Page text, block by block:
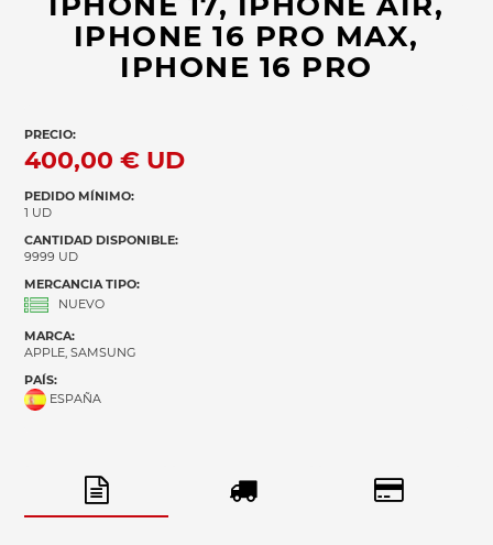
IPHONE 16 PRO MAX,
IPHONE 16 PRO
PRECIO:
400,00 € UD
PEDIDO MÍNIMO:
1 UD
CANTIDAD DISPONIBLE:
9999 UD
MERCANCIA TIPO:
NUEVO
MARCA:
APPLE, SAMSUNG
PAÍS:
ESPAÑA